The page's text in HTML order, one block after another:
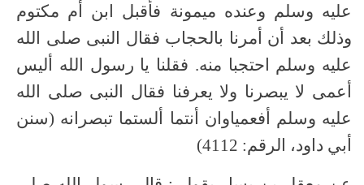
عليه وسلم وعنده ميمونة فأقبل ابن أم مكتوم
وذلك بعد أن أمرنا بالحجاب فقال النبى صلى الله
عليه وسلم احتجبا منه. فقلنا يا رسول الله أليس
أعمى لا يبصرنا ولا يعرفنا فقال النبى صلى الله
عليه وسلم أفعمياوان أنتما ألستما تبصرانه (سنن
أبي داود، الرقم: 4112)